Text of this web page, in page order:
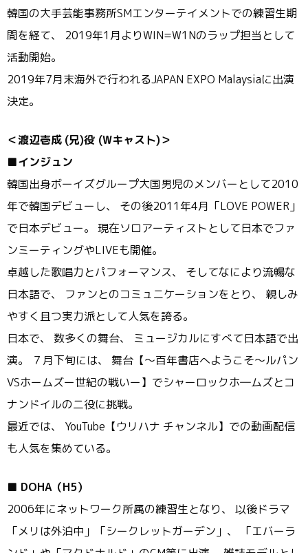
韓国の大手芸能事務所SMエンターテイメントでの練習生期
間を経て、 2019年1月よりWIN=W1Nのラップ担当として
活動開始。
2019年7月末海外で行われるJAPAN EXPO Malaysiaに出演
決定。
＜渡辺壱成 (兄)役 (Wキャスト)＞
■インジュン
韓国出身ボーイズグループ大国男児のメンバーとして2010
年で韓国デビューし、 その後2011年4月「LOVE POWER」
で日本デビュー。 現在ソロアーティストとして日本でファ
ンミーティングやLIVEも開催。
卓越した歌唱力とパフォーマンス、 そしてなにより流暢な
日本語で、 ファンとのコミュニケーションをとり、 親しみ
やすく且つ実力派として人気を誇る。
日本で、 数多くの舞台、 ミュージカルにすべて日本語で出
演。 ７月下旬には、 舞台【～百年書店へようこそ～ルパン
VSホームズー世紀の戦いー】でシャーロックホ―ムズとコ
ナンドイルの二役に挑戦。
最近では、 YouTube【ウリハナ チャンネル】での動画配信
も人気を集めている。
■ DOHA（H5）
2006年にネットワーク所属の練習生となり、 以後ドラマ
「メリは外泊中」「シークレットガーデン」、 「エバーラ